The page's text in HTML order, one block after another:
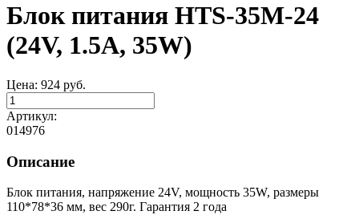
Блок питания HTS-35M-24
(24V, 1.5A, 35W)
Цена: 924 руб.
Артикул:
014976
Описание
Блок питания, напряжение 24V, мощность 35W, размеры
110*78*36 мм, вес 290г. Гарантия 2 года